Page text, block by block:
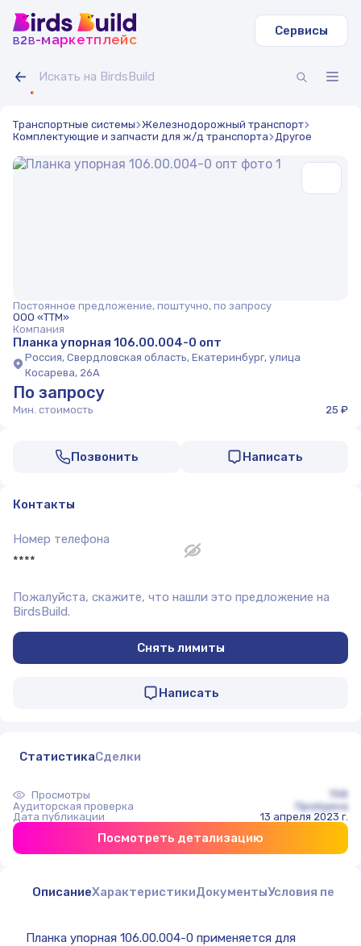
b2b-маркетплейс
Сервисы
Транспортные системы Железнодорожный транспорт
Комплектующие и запчасти для ж/д транспорта Другое
Постоянное предложение, поштучно, по запросу
ООО «ТТМ»
Компания
Планка упорная 106.00.004-0 опт
Россия, Свердловская область, Екатеринбург, улица
Косарева, 26А
По запросу
Мин. стоимость 25 ₽
Позвонить Написать
Контакты
Номер телефона
****
Пожалуйста, скажите, что нашли это предложение на
BirdsBuild.
Снять лимиты
Написать
СтатистикаСделки
Просмотры
758
Аудиторская проверка
Пройдена
Дата публикации
13 апреля 2023 г.
Посмотреть детализацию
ОписаниеХарактеристикиДокументыУсловия
Планка упорная 106.00.004-0 применяется для